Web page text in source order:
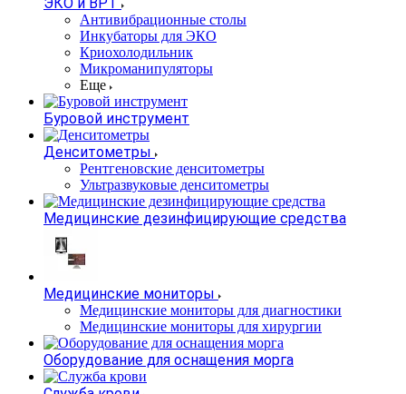
Антивибрационные столы
Инкубаторы для ЭКО
Криохолодильник
Микроманипуляторы
Еще
Буровой инструмент
Денситометры
Рентгеновские денситометры
Ультразвуковые денситометры
Медицинские дезинфицирующие средства
Медицинские мониторы
Медицинские мониторы для диагностики
Медицинские мониторы для хирургии
Оборудование для оснащения морга